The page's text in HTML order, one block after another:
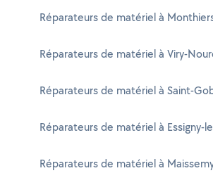
Réparateurs de matériel à
Réparateurs de matériel à Viry-
Réparateurs de matériel à Saint-
Réparateurs de matériel à Essigny-
Réparateurs de matériel à